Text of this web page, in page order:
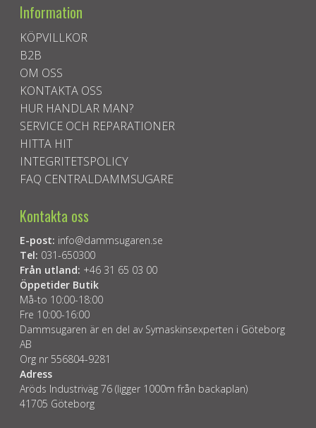
Information
KÖPVILLKOR
B2B
OM OSS
KONTAKTA OSS
HUR HANDLAR MAN?
SERVICE OCH REPARATIONER
HITTA HIT
INTEGRITETSPOLICY
FAQ CENTRALDAMMSUGARE
Kontakta oss
E-post: info@dammsugaren.se
Tel: 031-650300
Från utland: +46 31 65 03 00
Öppetider Butik
Må-to 10:00-18:00
Fre 10:00-16:00
Dammsugaren är en del av Symaskinsexperten i Göteborg
AB
Org nr 556804-9281
Adress
Aröds Industriväg 76 (ligger 1000m från backaplan)
41705 Göteborg